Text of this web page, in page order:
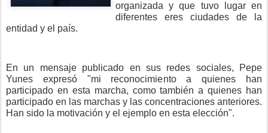
organizada y que tuvo lugar en
diferentes eres ciudades de la
entidad y el país.
En un mensaje publicado en sus redes sociales, Pepe
Yunes expresó "mi reconocimiento a quienes han
participado en esta marcha, como también a quienes han
participado en las marchas y las concentraciones anteriores.
Han sido la motivación y el ejemplo en esta elección".